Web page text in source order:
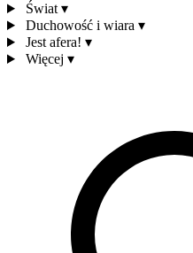
Świat ▾
Duchowość i wiara ▾
Jest afera! ▾
Więcej ▾